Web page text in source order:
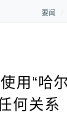
要闻
用“哈
何关系